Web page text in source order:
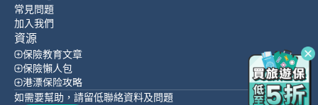
常見問題
加入我們
資源
保險教育文章
保險懶人包
港漂保险攻略
如需要幫助，請留低聯絡資料及問題